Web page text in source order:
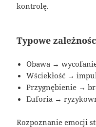
kontrolę.
Typowe
Obawa →
Wściekłość →
Przygnębienie →
Euforia →
Rozpoznanie emocji